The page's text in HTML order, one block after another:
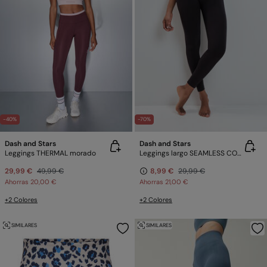
-40%
Dash and Stars
Leggings THERMAL morado
29,99 € 49,99 €
Ahorras 20,00 €
+2 Colores
-70%
Dash and Stars
Leggings largo SEAMLESS COMFORT negro
8,99 € 29,99 €
Ahorras 21,00 €
+2 Colores
SIMILARES SIMILARES